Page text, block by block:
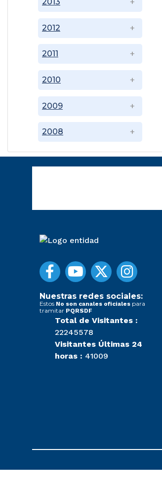
2008
2009
2010
2011
2012
Nuestras redes sociales:
Estos No son canales oficiales para
tramitar PQRSDF
Total de Visitantes :
22245578
Visitantes Últimas 24
horas : 41009